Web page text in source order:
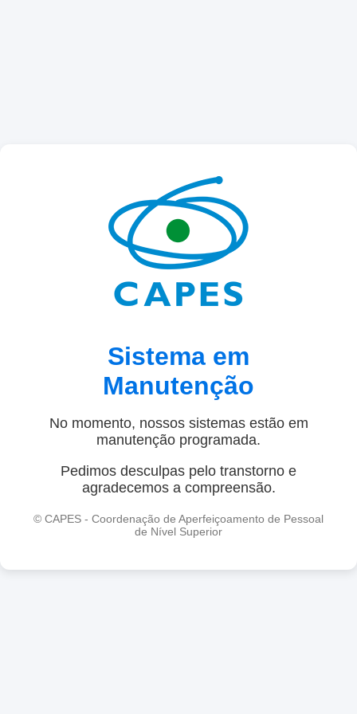
Sistema em
Manutenção
No momento, nossos sistemas estão em
manutenção programada.
Pedimos desculpas pelo transtorno e
agradecemos a compreensão.
© CAPES - Coordenação de Aperfeiçoamento de Pessoal
de Nível Superior